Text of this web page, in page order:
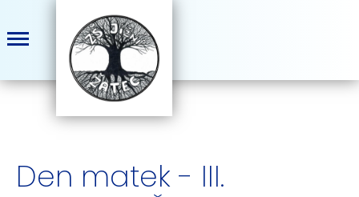
Den matek - III.